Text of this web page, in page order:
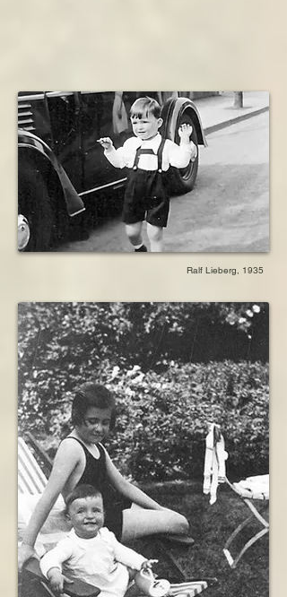
geboren am 5. Juni 1927 in Kassel, Hessen,
Deutschland
gestorben am 5. Juni 1929 in Kassel, Hessen,
Deutschland
Eltern
1942         Inhaftierung und Tod des Vaters im
KZ- und Mordlager Majdanek
1942         Ermordung, gemeinsam mit seiner
Mutter in Sobibor
Ralf Lieberg, 1935